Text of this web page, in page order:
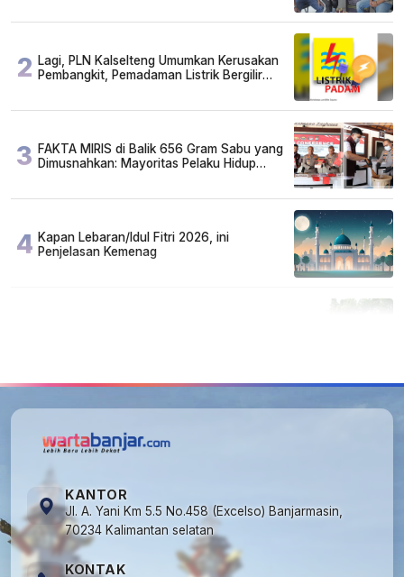
2 Lagi, PLN Kalselteng Umumkan Kerusakan
Pembangkit, Pemadaman Listrik Bergilir
3 FAKTA MIRIS di Balik 656 Gram Sabu yang
Dimusnahkan: Mayoritas Pelaku Hidup
4 Kapan Lebaran/Idul Fitri 2026, ini
Penjelasan Kemenag
KANTOR
Jl. A. Yani Km 5.5 No.458 (Excelso) Banjarmasin,
70234 Kalimantan selatan
KONTAK